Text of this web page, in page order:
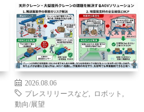
2026.08.06
プレスリリースなど
ロボット
動向/展望